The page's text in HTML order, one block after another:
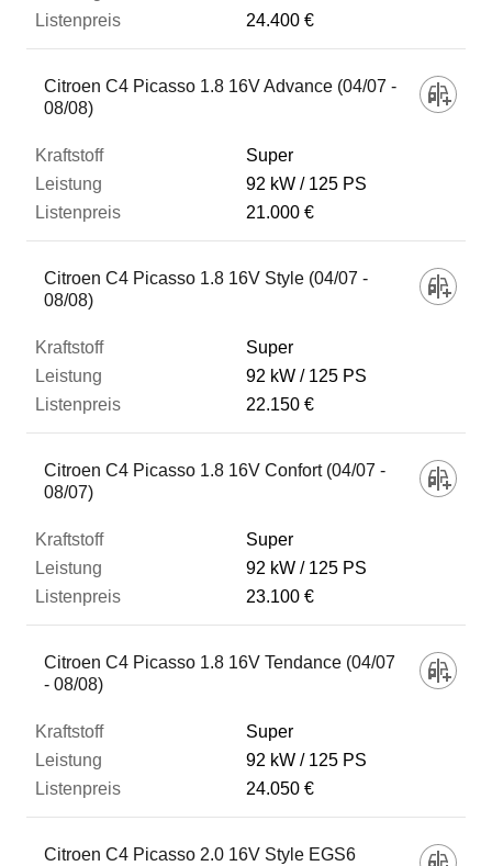
24.400 €
Citroen C4 Picasso 1.8 16V Advance (04/07 -
08/08)
Super
92 kW
125 PS
21.000 €
Citroen C4 Picasso 1.8 16V Style (04/07 -
08/08)
Super
92 kW
125 PS
22.150 €
Citroen C4 Picasso 1.8 16V Confort (04/07 -
08/07)
Super
92 kW
125 PS
23.100 €
Citroen C4 Picasso 1.8 16V Tendance (04/07
- 08/08)
Super
92 kW
125 PS
24.050 €
Citroen C4 Picasso 2.0 16V Style EGS6